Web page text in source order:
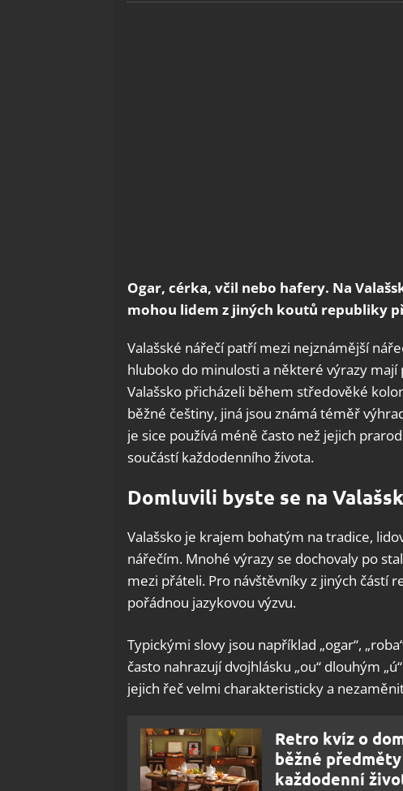
Ogar, cérka, včil nebo hafery. Na
mohou lidem z jiných koutů republiky
Valašské nářečí patří mezi nejznámější
hluboko do minulosti a některé výrazy mají
Valašsko přicházeli během středověké
běžné češtiny, jiná jsou známá téměř
je sice používá méně často než jejich
součástí každodenního života.
Domluvili byste se na
Valašsko je krajem bohatým na tradice,
nářečím. Mnohé výrazy se dochovaly po
mezi přáteli. Pro návštěvníky z jiných částí
pořádnou jazykovou výzvu.
Typickými slovy jsou například „ogar“,
často nahrazují dvojhlásku „ou“ dlouhým
jejich řeč velmi charakteristicky a
Retro kvíz o
běžné
každodenní